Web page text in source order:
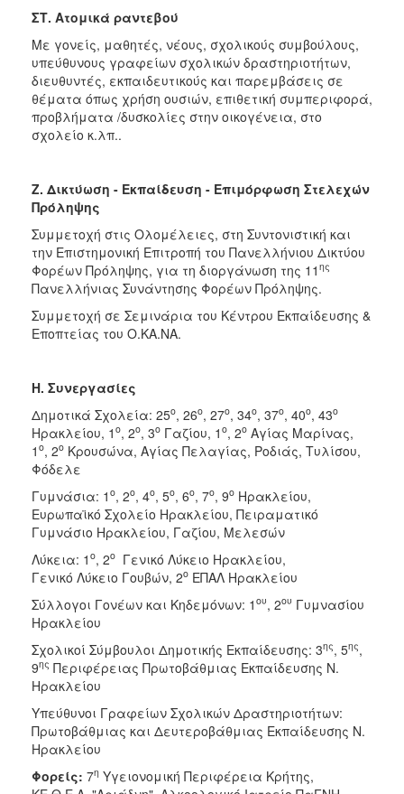
ΣΤ. Ατομικά ραντεβού
Με γονείς, μαθητές, νέους, σχολικούς συμβούλους,
υπεύθυνους γραφείων σχολικών δραστηριοτήτων,
διευθυντές, εκπαιδευτικούς και παρεμβάσεις σε
θέματα όπως χρήση ουσιών, επιθετική συμπεριφορά,
προβλήματα /δυσκολίες στην οικογένεια, στο
σχολείο κ.λπ..
Ζ. Δικτύωση - Εκπαίδευση - Επιμόρφωση Στελεχών
Πρόληψης
Συμμετοχή στις Ολομέλειες, στη Συντονιστική και
την Επιστημονική Επιτροπή του Πανελλήνιου Δικτύου
Φορέων Πρόληψης, για τη διοργάνωση της 11 ης
Πανελλήνιας Συνάντησης Φορέων Πρόληψης.
Συμμετοχή σε Σεμινάρια του Κέντρου Εκπαίδευσης &
Εποπτείας του Ο.ΚΑ.ΝΑ.
Η. Συνεργασίες
Δημοτικά Σχολεία: 25ο, 26ο, 27ο, 34ο, 37ο, 40ο, 43ο
Ηρακλείου, 1 ο, 2ο, 3ο Γαζίου, 1 ο, 2ο Αγίας Μαρίνας,
1 ο, 2ο Κρουσώνα, Αγίας Πελαγίας, Ροδιάς, Τυλίσου,
Φόδελε
Γυμνάσια: 1 ο, 2ο, 4ο, 5ο, 6ο, 7ο, 9ο Ηρακλείου,
Ευρωπαϊκό Σχολείο Ηρακλείου, Πειραματικό
Γυμνάσιο Ηρακλείου, Γαζίου, Μελεσών
Λύκεια: 1 ο, 2ο Γενικό Λύκειο Ηρακλείου,
Γενικό Λύκειο Γουβών, 2ο ΕΠΑΛ Ηρακλείου
Σύλλογοι Γονέων και Κηδεμόνων: 1 ου, 2ου Γυμνασίου
Ηρακλείου
Σχολικοί Σύμβουλοι Δημοτικής Εκπαίδευσης: 3ης, 5ης,
9ης Περιφέρειας Πρωτοβάθμιας Εκπαίδευσης Ν.
Ηρακλείου
Υπεύθυνοι Γραφείων Σχολικών Δραστηριοτήτων:
Πρωτοβάθμιας και Δευτεροβάθμιας Εκπαίδευσης Ν.
Ηρακλείου
Φορείς: 7η Υγειονομική Περιφέρεια Κρήτης,